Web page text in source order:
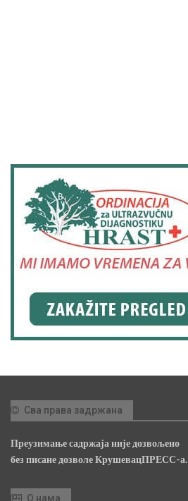
Сва права задржана
Преузимање садржаја није дозвољено
без писане дозволе КрушевацПРЕСС-а.
О нама